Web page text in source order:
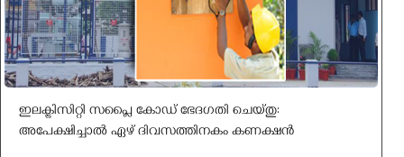
ഇലക്ട്രിസിറ്റി സപ്ലൈ കോഡ് ഭേദഗതി ചെയ്തു:
അപേക്ഷിച്ചാല്‍ ഏഴ് ദിവസത്തിനകം കണക്ഷന്‍